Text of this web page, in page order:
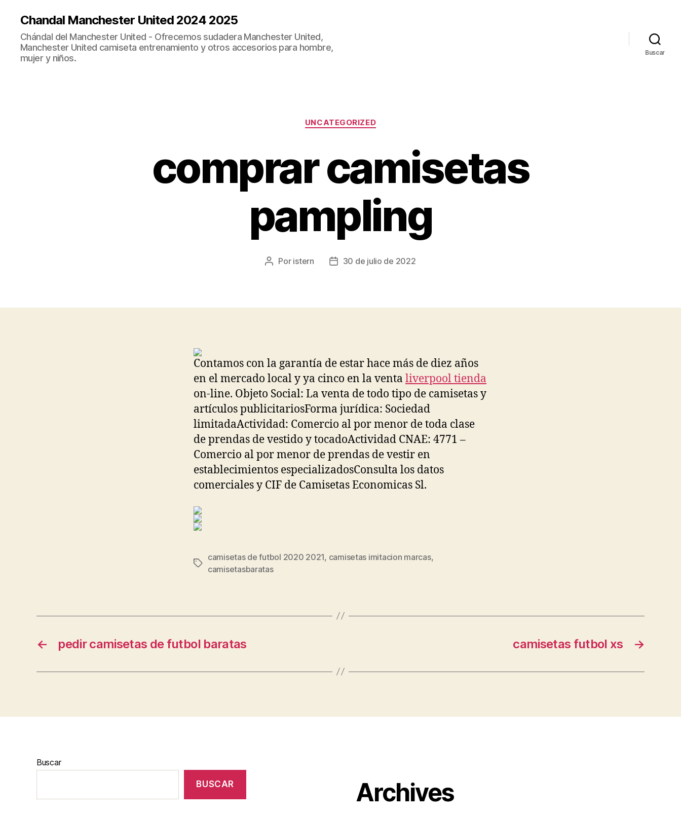
Chandal Manchester United 2024 2025
Chándal del Manchester United - Ofrecemos sudadera Manchester United,
Manchester United camiseta entrenamiento y otros accesorios para hombre,
mujer y niños.
Buscar
Categorías
UNCATEGORIZED
comprar camisetas
pampling
Autor
Por istern
Fecha30 de julio de 2022
Contamos con la garantía de estar hace más de diez años
en el mercado local y ya cinco en la venta liverpool tienda
on-line. Objeto Social: La venta de todo tipo de camisetas y
artículos publicitariosForma jurídica: Sociedad
limitadaActividad: Comercio al por menor de toda clase
de prendas de vestido y tocadoActividad CNAE: 4771 –
Comercio al por menor de prendas de vestir en
establecimientos especializadosConsulta los datos
comerciales y CIF de Camisetas Economicas Sl.
Etiquetas
camisetas de futbol 2020 2021, camisetas imitacion marcas,
camisetasbaratas
← pedir camisetas de futbol baratas →
camisetas futbol xs
Buscar
BUSCAR Archives